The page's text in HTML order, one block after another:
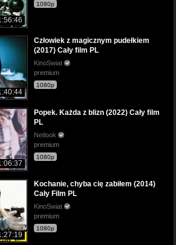
1080p
Człowiek z magicznym pudełkiem
(2017) Cały film PL
KinoSwiat
premium
1080p
Popek. Każda z blizn (2022) Cały film
PL
Netlook
premium
1080p
Kochanie, chyba cię zabiłem (2014)
Cały Film PL
KinoSwiat
premium
1080p